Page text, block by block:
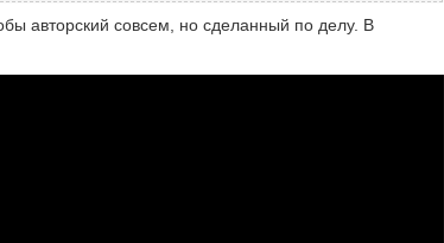
авторский совсем, но сделанный по делу. В